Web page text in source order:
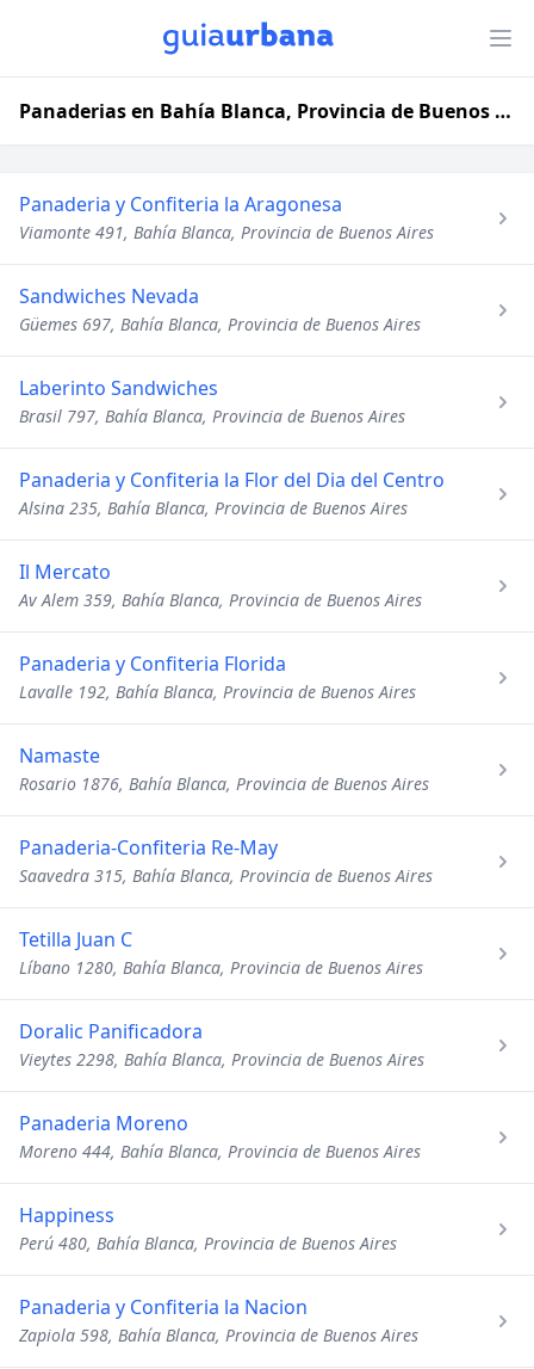
Panaderias en Bahía Blanca, Provincia de Buenos Aires
Panaderia y Confiteria la Aragonesa
Viamonte 491, Bahía Blanca, Provincia de Buenos Aires
Sandwiches Nevada
Güemes 697, Bahía Blanca, Provincia de Buenos Aires
Laberinto Sandwiches
Brasil 797, Bahía Blanca, Provincia de Buenos Aires
Panaderia y Confiteria la Flor del Dia del Centro
Alsina 235, Bahía Blanca, Provincia de Buenos Aires
Il Mercato
Av Alem 359, Bahía Blanca, Provincia de Buenos Aires
Panaderia y Confiteria Florida
Lavalle 192, Bahía Blanca, Provincia de Buenos Aires
Namaste
Rosario 1876, Bahía Blanca, Provincia de Buenos Aires
Panaderia-Confiteria Re-May
Saavedra 315, Bahía Blanca, Provincia de Buenos Aires
Tetilla Juan C
Líbano 1280, Bahía Blanca, Provincia de Buenos Aires
Doralic Panificadora
Vieytes 2298, Bahía Blanca, Provincia de Buenos Aires
Panaderia Moreno
Moreno 444, Bahía Blanca, Provincia de Buenos Aires
Happiness
Perú 480, Bahía Blanca, Provincia de Buenos Aires
Panaderia y Confiteria la Nacion
Zapiola 598, Bahía Blanca, Provincia de Buenos Aires